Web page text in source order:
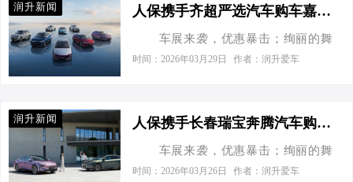
驾车经验
车业百科
润升新闻 人保携手齐超严选汽车购车嘉年华
车展来袭，优惠暴击；绚丽的舞
台，突破传统的新型技术，亮眼的新
街329号齐超严选汽车商城举办一场消
费者首选的活动。此次活动将开启车
展新模式，不一样的购车体验，更加
贴心的服务，只等你的参与。 无
时间：2026年03月29日 作者：润升爱车
润升新闻 人保携手长春瑞宝奔腾汽车购车嘉年华
车展来袭，优惠暴击；绚丽的舞
台，突破传统的新型技术，亮眼的新
时间：2026年03月26日 作者：润升爱车